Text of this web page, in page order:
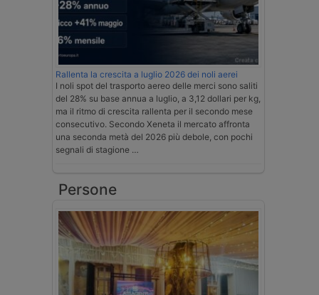
Rallenta la crescita a luglio 2026 dei noli aerei
I noli spot del trasporto aereo delle merci sono saliti
del 28% su base annua a luglio, a 3,12 dollari per kg,
ma il ritmo di crescita rallenta per il secondo mese
consecutivo. Secondo Xeneta il mercato affronta
una seconda metà del 2026 più debole, con pochi
segnali di stagione …
Persone